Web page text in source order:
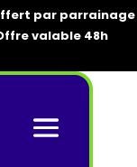
par parrainage
valable 48h